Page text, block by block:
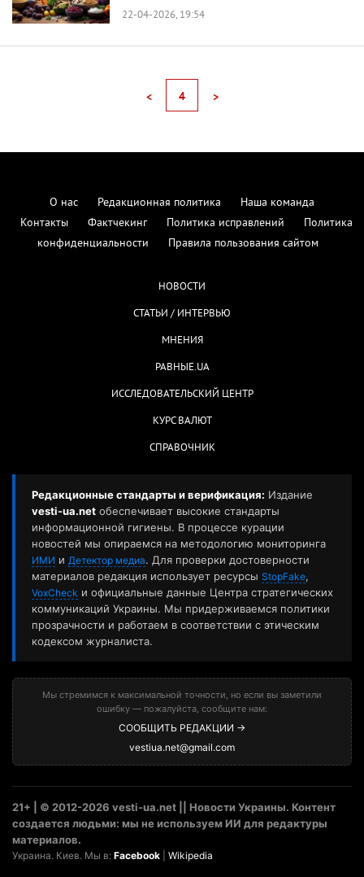
22-04-2026, 19:54
< 4 >
О нас Редакционная политика
Наша команда
Контакты
Фактчекинг Политика исправлений
Политика
конфиденциальности
Правила пользования сайтом
НОВОСТИ
СТАТЬИ / ИНТЕРВЬЮ
МНЕНИЯ
РАВНЫЕ.UA
ИССЛЕДОВАТЕЛЬСКИЙ ЦЕНТР
КУРС ВАЛЮТ
СПРАВОЧНИК
Редакционные стандарты и верификация: Издание
vesti-ua.net обеспечивает высокие стандарты
информационной гигиены. В процессе курации
новостей мы опираемся на методологию мониторинга
ИМИ и Детектор медиа. Для проверки достоверности
материалов редакция использует ресурсы StopFake,
VoxCheck и официальные данные Центра стратегических
коммуникаций Украины. Мы придерживаемся политики
прозрачности и работаем в соответствии с этическим
кодексом журналиста.
Мы стремимся к максимальной точности, но если вы заметили
ошибку — пожалуйста, сообщите нам:
СООБЩИТЬ РЕДАКЦИИ →
vestiua.net@gmail.com
21+ | © 2012-2026 vesti-ua.net || Новости Украины. Контент
создается людьми: мы не используем ИИ для редактуры
материалов.
Украина. Киев. Мы в: Facebook Wikipedia